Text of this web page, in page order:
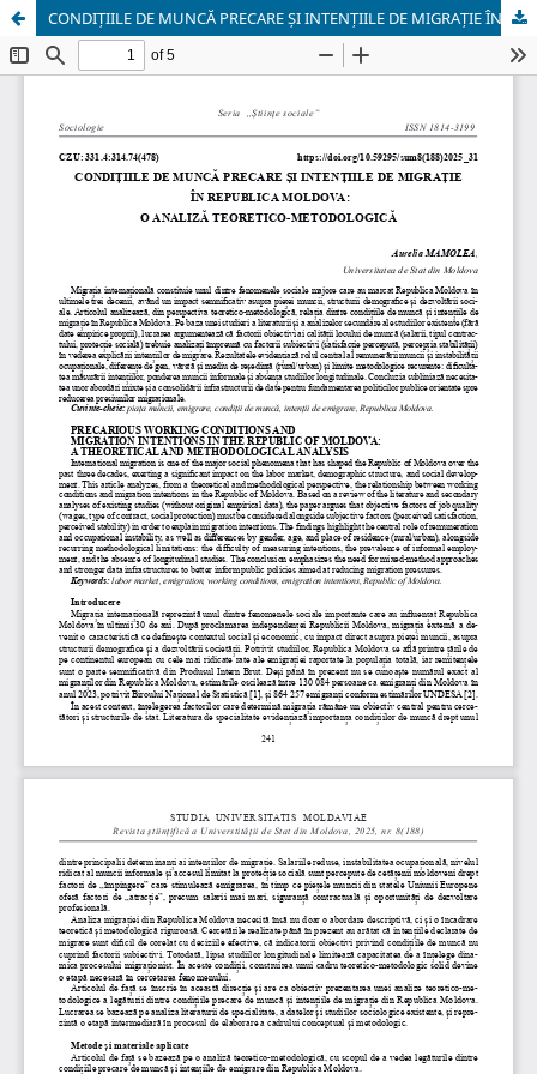
CONDIȚIILE DE MUNCĂ PRECARE ȘI INTENȚIILE DE MIGRAȚIE ÎN REPUBLICA MOLDOVA: O ANALIZĂ TEORETICO-METODOLOGICĂ